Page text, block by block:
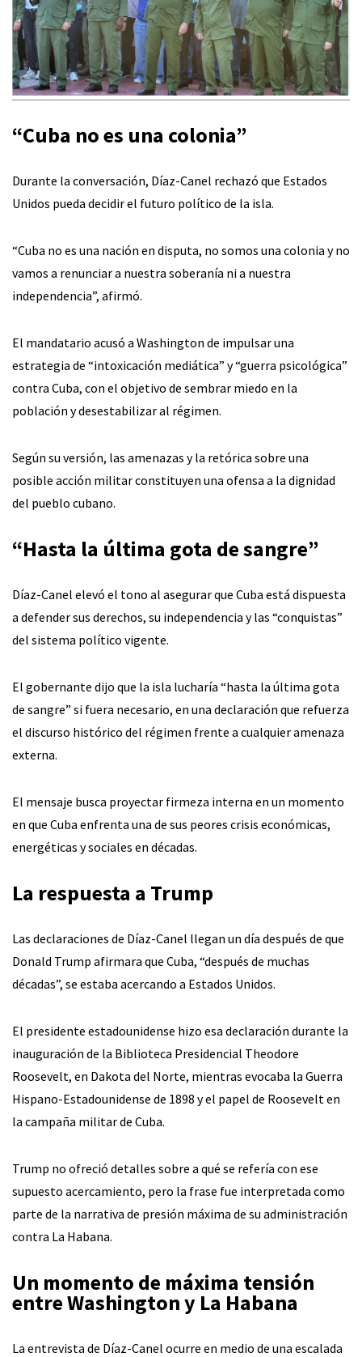
“Cuba no es una colonia”
Durante la conversación, Díaz-Canel rechazó que Estados
Unidos pueda decidir el futuro político de la isla.
“Cuba no es una nación en disputa, no somos una colonia y no
vamos a renunciar a nuestra soberanía ni a nuestra
independencia”, afirmó.
El mandatario acusó a Washington de impulsar una
estrategia de “intoxicación mediática” y “guerra psicológica”
contra Cuba, con el objetivo de sembrar miedo en la
población y desestabilizar al régimen.
Según su versión, las amenazas y la retórica sobre una
posible acción militar constituyen una ofensa a la dignidad
del pueblo cubano.
“Hasta la última gota de sangre”
Díaz-Canel elevó el tono al asegurar que Cuba está dispuesta
a defender sus derechos, su independencia y las “conquistas”
del sistema político vigente.
El gobernante dijo que la isla lucharía “hasta la última gota
de sangre” si fuera necesario, en una declaración que refuerza
el discurso histórico del régimen frente a cualquier amenaza
externa.
El mensaje busca proyectar firmeza interna en un momento
en que Cuba enfrenta una de sus peores crisis económicas,
energéticas y sociales en décadas.
La respuesta a Trump
Las declaraciones de Díaz-Canel llegan un día después de que
Donald Trump afirmara que Cuba, “después de muchas
décadas”, se estaba acercando a Estados Unidos.
El presidente estadounidense hizo esa declaración durante la
inauguración de la Biblioteca Presidencial Theodore
Roosevelt, en Dakota del Norte, mientras evocaba la Guerra
Hispano-Estadounidense de 1898 y el papel de Roosevelt en
la campaña militar de Cuba.
Trump no ofreció detalles sobre a qué se refería con ese
supuesto acercamiento, pero la frase fue interpretada como
parte de la narrativa de presión máxima de su administración
contra La Habana.
Un momento de máxima tensión
entre Washington y La Habana
La entrevista de Díaz-Canel ocurre en medio de una escalada